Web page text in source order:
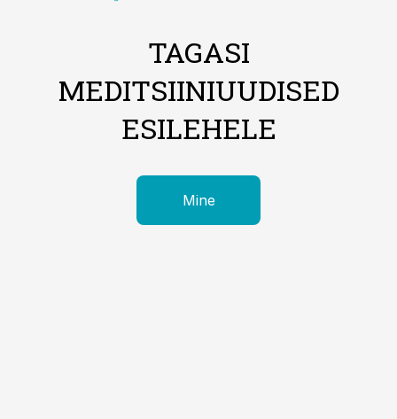
TAGASI
MEDITSIINIUUDISED
ESILEHELE
Mine